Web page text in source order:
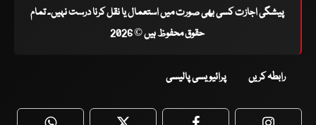
پیشگی اجازت کسی بھی صورت میں استعمال یا نقل کرنا درست نہیں۔ تمام
حقوق محفوظ ہیں © 2026
رابطہ کریں پرائیویسی پالیسی